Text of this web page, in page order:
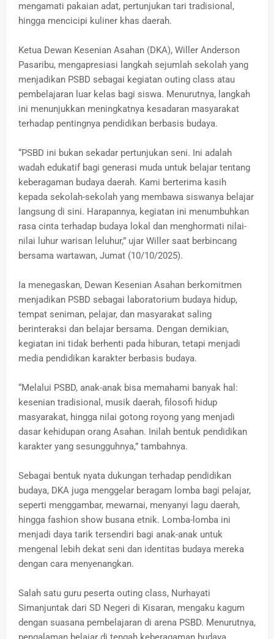
mengamati pakaian adat, pertunjukan tari tradisional,
hingga mencicipi kuliner khas daerah.
Ketua Dewan Kesenian Asahan (DKA), Willer Anderson
Pasaribu, mengapresiasi langkah sejumlah sekolah yang
menjadikan PSBD sebagai kegiatan outing class atau
pembelajaran luar kelas bagi siswa. Menurutnya, langkah
ini menunjukkan meningkatnya kesadaran masyarakat
terhadap pentingnya pendidikan berbasis budaya.
“PSBD ini bukan sekadar pertunjukan seni. Ini adalah
wadah edukatif bagi generasi muda untuk belajar tentang
keberagaman budaya daerah. Kami berterima kasih
kepada sekolah-sekolah yang membawa siswanya belajar
langsung di sini. Harapannya, kegiatan ini menumbuhkan
rasa cinta terhadap budaya lokal dan menghormati nilai-
nilai luhur warisan leluhur,” ujar Willer saat berbincang
bersama wartawan, Jumat (10/10/2025).
Ia menegaskan, Dewan Kesenian Asahan berkomitmen
menjadikan PSBD sebagai laboratorium budaya hidup,
tempat seniman, pelajar, dan masyarakat saling
berinteraksi dan belajar bersama. Dengan demikian,
kegiatan ini tidak berhenti pada hiburan, tetapi menjadi
media pendidikan karakter berbasis budaya.
“Melalui PSBD, anak-anak bisa memahami banyak hal:
kesenian tradisional, musik daerah, filosofi hidup
masyarakat, hingga nilai gotong royong yang menjadi
dasar kehidupan orang Asahan. Inilah bentuk pendidikan
karakter yang sesungguhnya,” tambahnya.
Sebagai bentuk nyata dukungan terhadap pendidikan
budaya, DKA juga menggelar beragam lomba bagi pelajar,
seperti menggambar, mewarnai, menyanyi lagu daerah,
hingga fashion show busana etnik. Lomba-lomba ini
menjadi daya tarik tersendiri bagi anak-anak untuk
mengenal lebih dekat seni dan identitas budaya mereka
dengan cara menyenangkan.
Salah satu guru peserta outing class, Nurhayati
Simanjuntak dari SD Negeri di Kisaran, mengaku kagum
dengan suasana pembelajaran di arena PSBD. Menurutnya,